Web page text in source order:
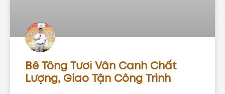
Bê Tông Tươi Vân Canh Chất
Lượng, Giao Tận Công Trình